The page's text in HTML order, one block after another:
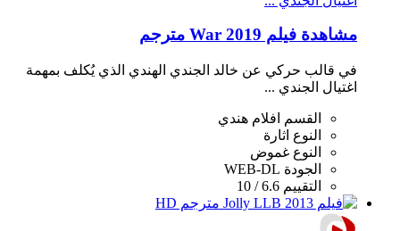
مشاهدة فيلم War 2019 مترجم
في قالب حركي عن خالد الجندي الهندي الذي يُكلف بمهمة
اغتيال الجندي ...
القسم
افلام هندي
النوع اثارة
النوع غموض
الجودة WEB-DL
التقييم 6.6 / 10